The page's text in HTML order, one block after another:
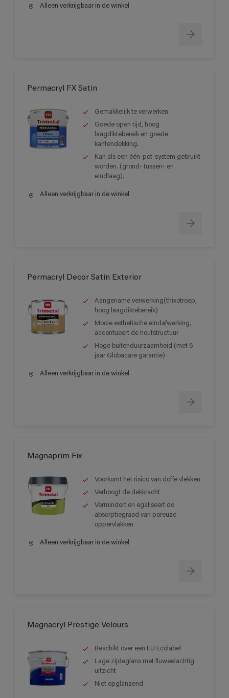
Alleen verkrijgbaar in de winkel
Permacryl FX Satin
Gemakkelijk te verwerken
Goede open tijd, hoog
laagdiktebereik en goede
kantendekking.
Kan als een één-pot-system gebruikt
worden. (grond- tussen- en
eindlaag).
Alleen verkrijgbaar in de winkel
Permacryl Decor Satin Exterior
Aangename verwerking(thixotroop,
hoog laagdiktebereik)
Mooie esthetische eindafwerking,
accentueert de houtstructuur
Hoge buitenduurzaamheid (met 6
jaar Globacare garantie)
Alleen verkrijgbaar in de winkel
Magnaprim Fix
Voorkomt het risico van doffe vlekken
Verhoogt de dekkracht
Vermindert en egaliseert de
absorptiegraad van poreuze
oppervlakken
Alleen verkrijgbaar in de winkel
Magnacryl Prestige Velours
Beschikt over een EU Ecolabel
Lage zijdeglans met fluweelachtig
uitzicht
Niet opglanzend